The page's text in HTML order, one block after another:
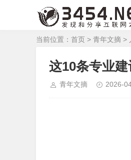
当前位置： 首页 > 青年文摘 >
这10条专业
青年文摘 2026-